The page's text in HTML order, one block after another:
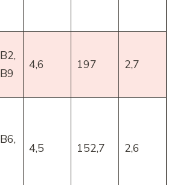
4,6 197 2,7
4,5 152,7 2,6